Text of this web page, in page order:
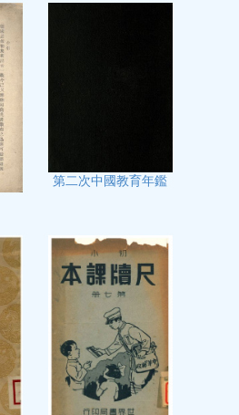
第二次中國教育年鑑